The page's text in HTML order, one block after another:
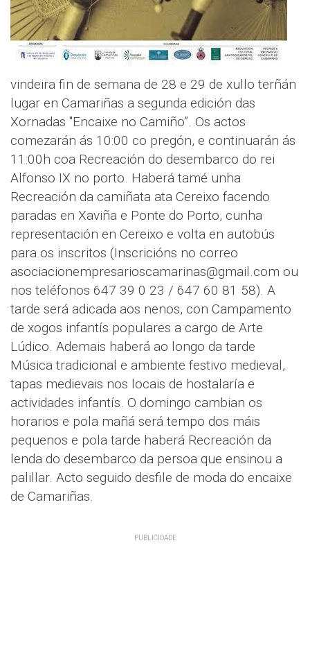
vindeira fin de semana de 28 e 29 de xullo terñán
lugar en Camariñas a segunda edición das
Xornadas "Encaixe no Camiño”. Os actos
comezarán ás 10:00 co pregón, e continuarán ás
11:00h coa Recreación do desembarco do rei
Alfonso IX no porto. Haberá tamé unha
Recreación da camiñata ata Cereixo facendo
paradas en Xaviña e Ponte do Porto, cunha
representación en Cereixo e volta en autobús
para os inscritos (Inscricións no correo
asociacionempresarioscamarinas@gmail.com ou
nos teléfonos 647 39 0 23 / 647 60 81 58). A
tarde será adicada aos nenos, con Campamento
de xogos infantís populares a cargo de Arte
Lúdico. Ademais haberá ao longo da tarde
Música tradicional e ambiente festivo medieval,
tapas medievais nos locais de hostalaría e
actividades infantís. O domingo cambian os
horarios e pola mañá será tempo dos máis
pequenos e pola tarde haberá Recreación da
lenda do desembarco da persoa que ensinou a
palillar. Acto seguido desfile de moda do encaixe
de Camariñas.